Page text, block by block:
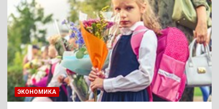
ЭКОНОМИКА